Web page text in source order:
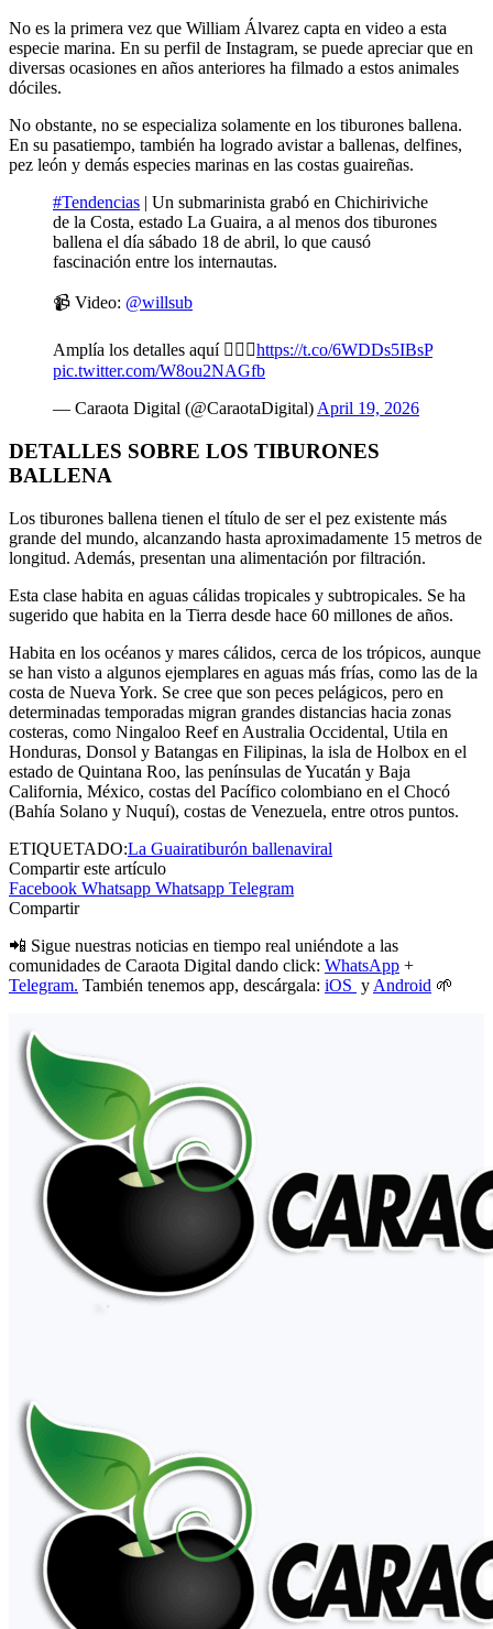
No es la primera vez que William Álvarez capta en video a esta
especie marina. En su perfil de Instagram, se puede apreciar que en
diversas ocasiones en años anteriores ha filmado a estos animales
dóciles.
No obstante, no se especializa solamente en los tiburones ballena.
En su pasatiempo, también ha logrado avistar a ballenas, delfines,
pez león y demás especies marinas en las costas guaireñas.
#Tendencias | Un submarinista grabó en Chichiriviche
de la Costa, estado La Guaira, a al menos dos tiburones
ballena el día sábado 18 de abril, lo que causó
fascinación entre los internautas.
📹 Video: @willsub
Amplía los detalles aquí 👇🏻🌱https://t.co/6WDDs5IBsP
pic.twitter.com/W8ou2NAGfb
— Caraota Digital (@CaraotaDigital) April 19, 2026
DETALLES SOBRE LOS TIBURONES
BALLENA
Los tiburones ballena tienen el título de ser el pez existente más
grande del mundo, alcanzando hasta aproximadamente 15 metros de
longitud. Además, presentan una alimentación por filtración.
Esta clase habita en aguas cálidas tropicales y subtropicales. Se ha
sugerido que habita en la Tierra desde hace 60 millones de años.
Habita en los océanos y mares cálidos, cerca de los trópicos, aunque
se han visto a algunos ejemplares en aguas más frías, como las de la
costa de Nueva York. Se cree que son peces pelágicos, pero en
determinadas temporadas migran grandes distancias hacia zonas
costeras, como Ningaloo Reef en Australia Occidental, Utila en
Honduras, Donsol y Batangas en Filipinas, la isla de Holbox en el
estado de Quintana Roo, las penínsulas de Yucatán y Baja
California, México, costas del Pacífico colombiano en el Chocó
(Bahía Solano y Nuquí), costas de Venezuela, entre otros puntos.
ETIQUETADO:La Guairatiburón ballenaviral
Compartir este artículo
Facebook Whatsapp Whatsapp Telegram
Compartir
📲 Sigue nuestras noticias en tiempo real uniéndote a las
comunidades de Caraota Digital dando click: WhatsApp +
Telegram. También tenemos app, descárgala: iOS y Android 🌱